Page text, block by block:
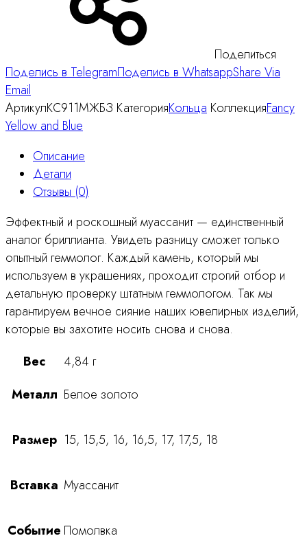
Поделиться
Поделись в TelegramПоделись в WhatsappShare Via
Email
АртикулКС911МЖБЗ КатегорияКольца КоллекцияFancy
Yellow and Blue
Описание
Детали
Отзывы (0)
Эффектный и роскошный муассанит — единственный
аналог бриллианта. Увидеть разницу сможет только
опытный геммолог. Каждый камень, который мы
используем в украшениях, проходит строгий отбор и
детальную проверку штатным геммологом. Так мы
гарантируем вечное сияние наших ювелирных изделий,
которые вы захотите носить снова и снова.
Вес
4,84 г
Металл Белое золото
Размер 15, 15,5, 16, 16,5, 17, 17,5, 18
Вставка Муассанит
Событие Помолвка